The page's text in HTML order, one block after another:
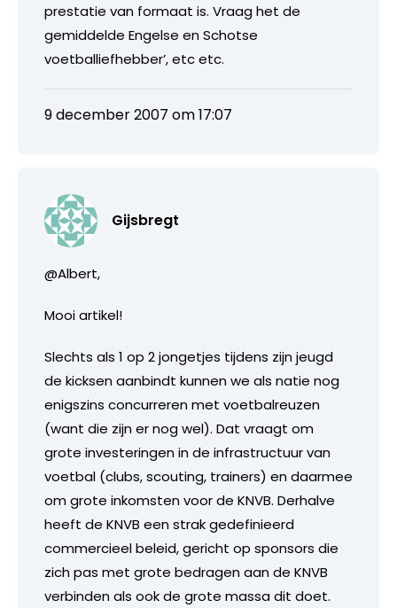
prestatie van formaat is. Vraag het de
gemiddelde Engelse en Schotse
voetballiefhebber’, etc etc.
9 december 2007 om 17:07
Gijsbregt
@Albert,
Mooi artikel!
Slechts als 1 op 2 jongetjes tijdens zijn jeugd
de kicksen aanbindt kunnen we als natie nog
enigszins concurreren met voetbalreuzen
(want die zijn er nog wel). Dat vraagt om
grote investeringen in de infrastructuur van
voetbal (clubs, scouting, trainers) en daarmee
om grote inkomsten voor de KNVB. Derhalve
heeft de KNVB een strak gedefinieerd
commercieel beleid, gericht op sponsors die
zich pas met grote bedragen aan de KNVB
verbinden als ook de grote massa dit doet.